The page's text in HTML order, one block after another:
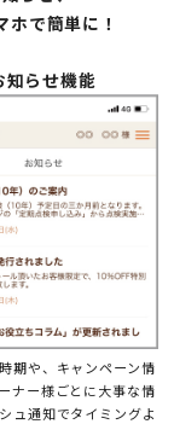
で簡単に！
知らせ機能
期や、キャンペーン情
ナー様ごとに大事な情
ュ通知でタイミングよ